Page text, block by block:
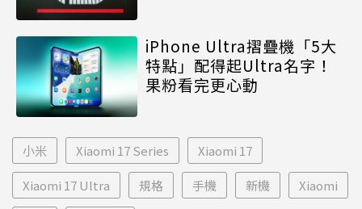
iPhone Ultra摺疊機「5大
特點」配得起Ultra名字！
果粉看完更心動
小米 Xiaomi 17 Series Xiaomi 17
Xiaomi 17 Ultra 規格 手機 新機 Xiaomi